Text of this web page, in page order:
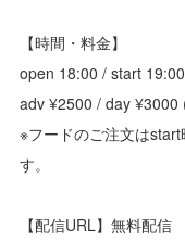
【時間・料金】
open 18:00 / start 19:00
adv ¥2500 / day ¥3000
※フードのご注文は
す。
【配信URL】無料配信